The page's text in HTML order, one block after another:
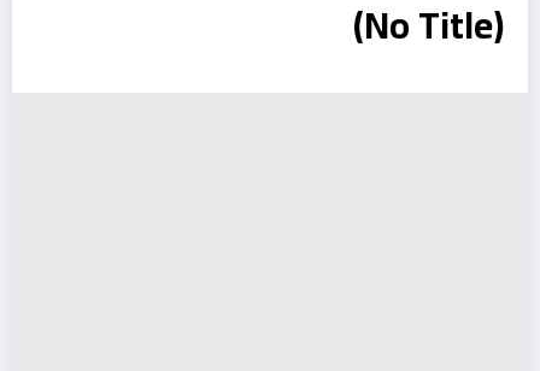
(No Title)